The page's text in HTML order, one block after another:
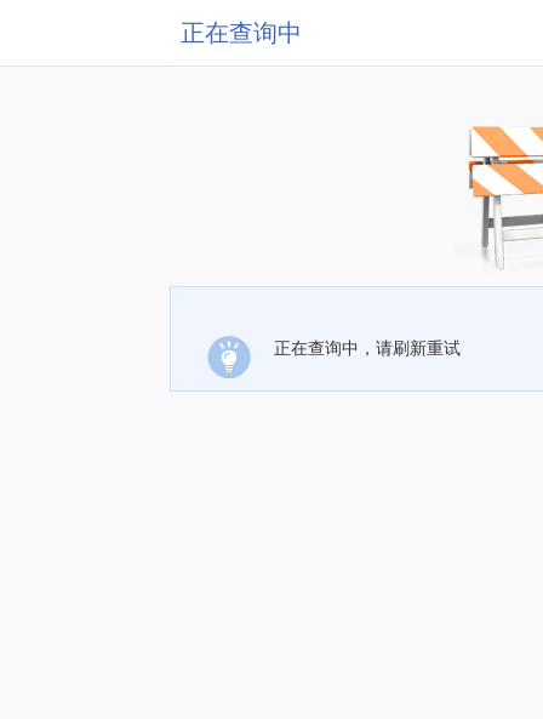
正在查询中
正在查询中，请刷新重试